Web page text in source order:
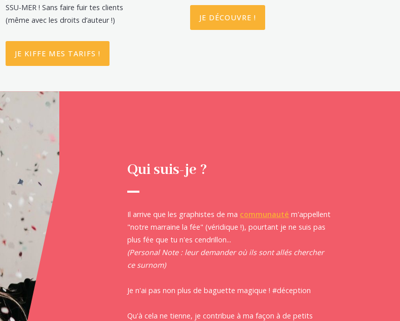
SSU-MER ! Sans faire fuir tes clients
(même avec les droits d’auteur !)
JE KIFFE MES TARIFS !
JE DÉCOUVRE !
Qui suis-je ?
Il arrive que les graphistes de ma communauté m'appellent
"notre marraine la fée" (véridique !), pourtant je ne suis pas
plus fée que tu n'es cendrillon...
(Personal Note : leur demander où ils sont allés chercher
ce surnom)
Je n'ai pas non plus de baguette magique ! #déception
Qu'à cela ne tienne, je contribue à ma façon à de petits